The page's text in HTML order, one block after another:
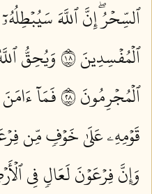
ٱلسِّحۡرُۖ إِنَّ ٱللَّهَ
ٱلۡمُفۡسِدِينَ ٨١
وَيُحِقُّ
ٱلۡمُجۡرِمُونَ ٨٢
فَمَآ
قَوۡمِهِۦ عَلَىٰ خَوۡفٖ مِّن
وَإِنَّ فِرۡعَوۡنَ لَعَالٖ فِي